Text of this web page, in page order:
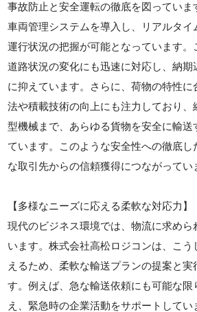
事故防止と安全運転の徹底を図ってい
車両管理システムを導入し、リアルタ
運行状況の把握が可能となっています。
道路状況の変化にも迅速に対応し、納期
に抑えています。さらに、荷物の特性
法や積載技術の向上にも注力しており、
型機械まで、あらゆる貨物を安全に輸送
ています。このような安全性への徹底し
な取引先からの信頼獲得につながってい
【多様なニーズに応える柔軟な対応力】
現代のビジネス環境では、物流に求めら
います。株式会社高松ロジコンは、こ
えるため、柔軟な輸送プランの提案と実
す。例えば、急な輸送依頼にも可能な限
え、緊急時の企業活動をサポートして